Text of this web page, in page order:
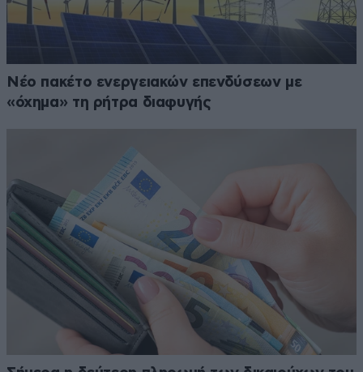
Νέο πακέτο ενεργειακών επενδύσεων με
«όχημα» τη ρήτρα διαφυγής